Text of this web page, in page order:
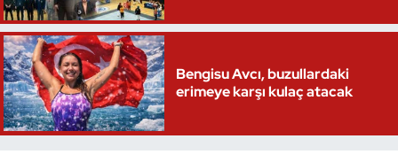
Bengisu Avcı, buzullardaki
erimeye karşı kulaç atacak